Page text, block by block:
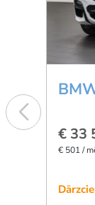
€ 33
€ 501 /